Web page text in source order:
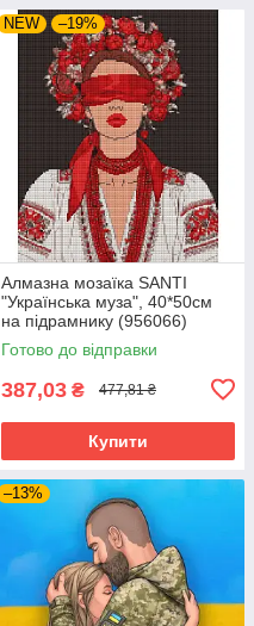
NEW –19%
Алмазна мозаїка SANTI
"Українська муза", 40*50см
на підрамнику (956066)
Готово до відправки
387,03 ₴ 477,81 ₴
Купити
–13%